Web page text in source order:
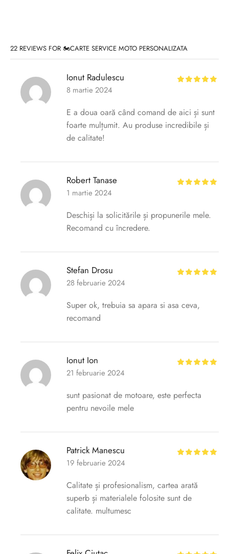
22 REVIEWS FOR 🏍️CARTE SERVICE MOTO PERSONALIZATA
Ionut Radulescu
8 martie 2024
E a doua oară când comand de aici și sunt
foarte mulțumit. Au produse incredibile și
de calitate!
Robert Tanase
1 martie 2024
Deschiși la solicitările și propunerile mele.
Recomand cu încredere.
Stefan Drosu
28 februarie 2024
Super ok, trebuia sa apara si asa ceva,
recomand
Ionut Ion
21 februarie 2024
sunt pasionat de motoare, este perfecta
pentru nevoile mele
Patrick Manescu
19 februarie 2024
Calitate și profesionalism, cartea arată
superb și materialele folosite sunt de
calitate. multumesc